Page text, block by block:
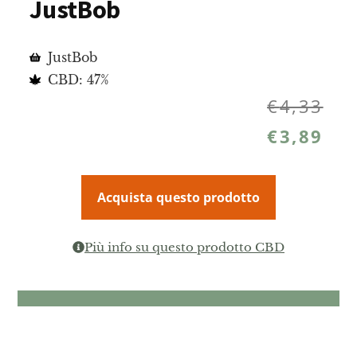
JustBob
JustBob
CBD: 47%
€4,33
€3,89
Acquista questo prodotto
Più info su questo prodotto CBD